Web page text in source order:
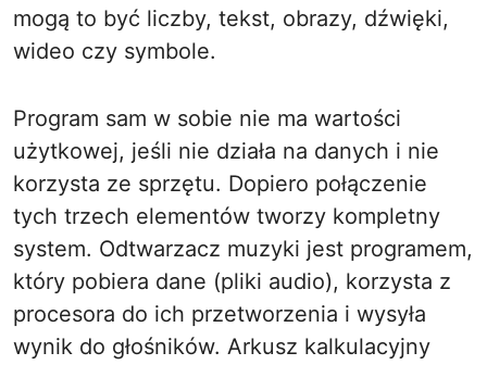
mogą to być liczby, tekst, obrazy, dźwięki,
wideo czy symbole.
Program sam w sobie nie ma wartości
użytkowej, jeśli nie działa na danych i nie
korzysta ze sprzętu. Dopiero połączenie
tych trzech elementów tworzy kompletny
system. Odtwarzacz muzyki jest programem,
który pobiera dane (pliki audio), korzysta z
procesora do ich przetworzenia i wysyła
wynik do głośników. Arkusz kalkulacyjny